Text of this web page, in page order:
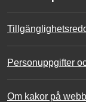
Personuppgifter
Om kakor på